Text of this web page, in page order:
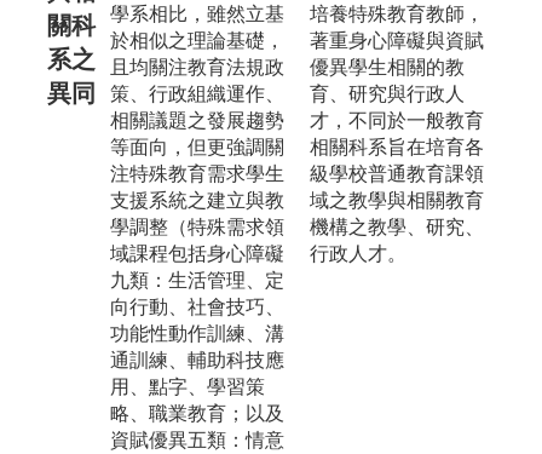
關科
系之
異同
學系相比，雖然立基
於相似之理論基礎，
且均關注教育法規政
策、行政組織運作、
相關議題之發展趨勢
等面向，但更強調關
注特殊教育需求學生
支援系統之建立與教
學調整（特殊需求領
域課程包括身心障礙
九類：生活管理、定
向行動、社會技巧、
功能性動作訓練、溝
通訓練、輔助科技應
用、點字、學習策
略、職業教育；以及
資賦優異五類：情意
培養特殊教育教師，
著重身心障礙與資賦
優異學生相關的教
育、研究與行政人
才，不同於一般教育
相關科系旨在培育各
級學校普通教育課領
域之教學與相關教育
機構之教學、研究、
行政人才。